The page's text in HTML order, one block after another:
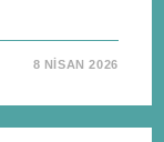
8 NISAN 2026